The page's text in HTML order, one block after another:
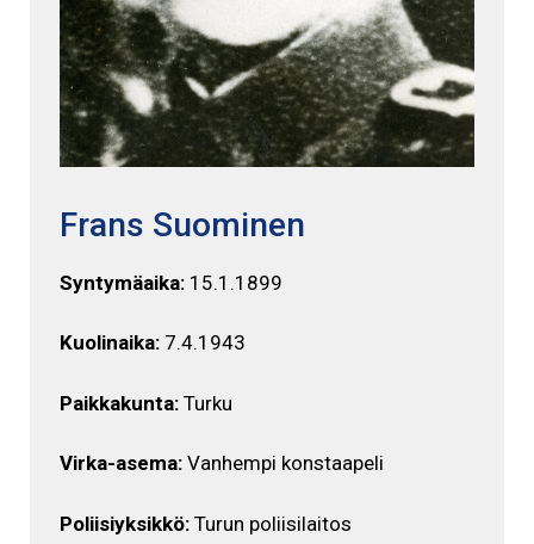
Frans Suominen
Syntymäaika: 15.1.1899
Kuolinaika: 7.4.1943
Paikkakunta: Turku
Virka-asema: Vanhempi konstaapeli
Poliisiyksikkö: Turun poliisilaitos